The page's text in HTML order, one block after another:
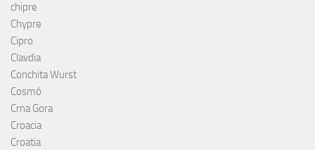
chipre
Chypre
Cipro
Clavdia
Conchita Wurst
Cosmó
Crna Gora
Croacia
Croatia